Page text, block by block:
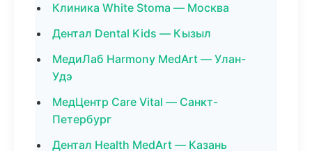
Клиника White Stoma — Москва
Дентал Dental Kids — Кызыл
МедиЛаб Harmony MedArt — Улан-
Удэ
МедЦентр Care Vital — Санкт-
Петербург
Дентал Health MedArt — Казань